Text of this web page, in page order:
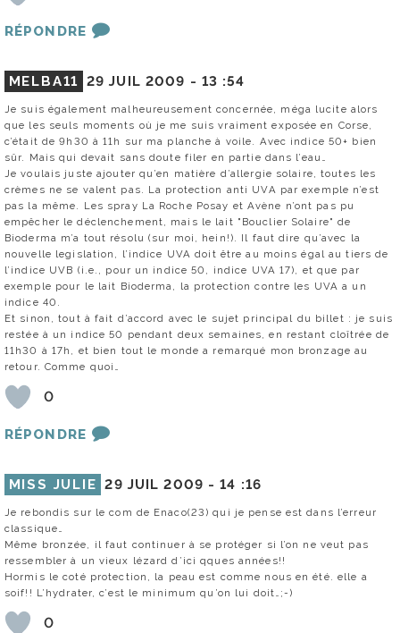
RÉPONDRE
MELBA11 29 JUIL 2009 - 13 :54
Je suis également malheureusement concernée, méga lucite alors
que les seuls moments où je me suis vraiment exposée en Corse,
c’était de 9h30 à 11h sur ma planche à voile. Avec indice 50+ bien
sûr. Mais qui devait sans doute filer en partie dans l’eau…
Je voulais juste ajouter qu’en matière d’allergie solaire, toutes les
crèmes ne se valent pas. La protection anti UVA par exemple n’est
pas la même. Les spray La Roche Posay et Avène n’ont pas pu
empêcher le déclenchement, mais le lait "Bouclier Solaire" de
Bioderma m’a tout résolu (sur moi, hein!). Il faut dire qu’avec la
nouvelle legislation, l’indice UVA doit être au moins égal au tiers de
l’indice UVB (i.e., pour un indice 50, indice UVA 17), et que par
exemple pour le lait Bioderma, la protection contre les UVA a un
indice 40.
Et sinon, tout à fait d’accord avec le sujet principal du billet : je suis
restée à un indice 50 pendant deux semaines, en restant cloîtrée de
11h30 à 17h, et bien tout le monde a remarqué mon bronzage au
retour. Comme quoi…
0
RÉPONDRE
MISS JULIE 29 JUIL 2009 -14 :16
Je rebondis sur le com de Enaco(23) qui je pense est dans l’erreur
classique…
Même bronzée, il faut continuer à se protéger si l’on ne veut pas
ressembler à un vieux lézard d’ici qques années!!
Hormis le coté protection, la peau est comme nous en été. elle a
soif!! L’hydrater, c’est le minimum qu’on lui doit…;-)
0